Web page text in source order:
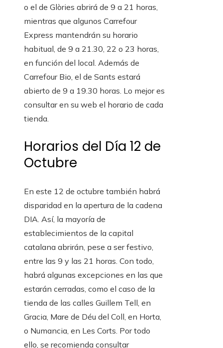
o el de Glòries abrirá de 9 a 21 horas,
mientras que algunos Carrefour
Express mantendrán su horario
habitual, de 9 a 21.30, 22 o 23 horas,
en función del local. Además de
Carrefour Bio, el de Sants estará
abierto de 9 a 19.30 horas. Lo mejor es
consultar en su web el horario de cada
tienda.
Horarios del Día 12 de
Octubre
En este 12 de octubre también habrá
disparidad en la apertura de la cadena
DIA. Así, la mayoría de
establecimientos de la capital
catalana abrirán, pese a ser festivo,
entre las 9 y las 21 horas. Con todo,
habrá algunas excepciones en las que
estarán cerradas, como el caso de la
tienda de las calles Guillem Tell, en
Gracia, Mare de Déu del Coll, en Horta,
o Numancia, en Les Corts. Por todo
ello, se recomienda consultar